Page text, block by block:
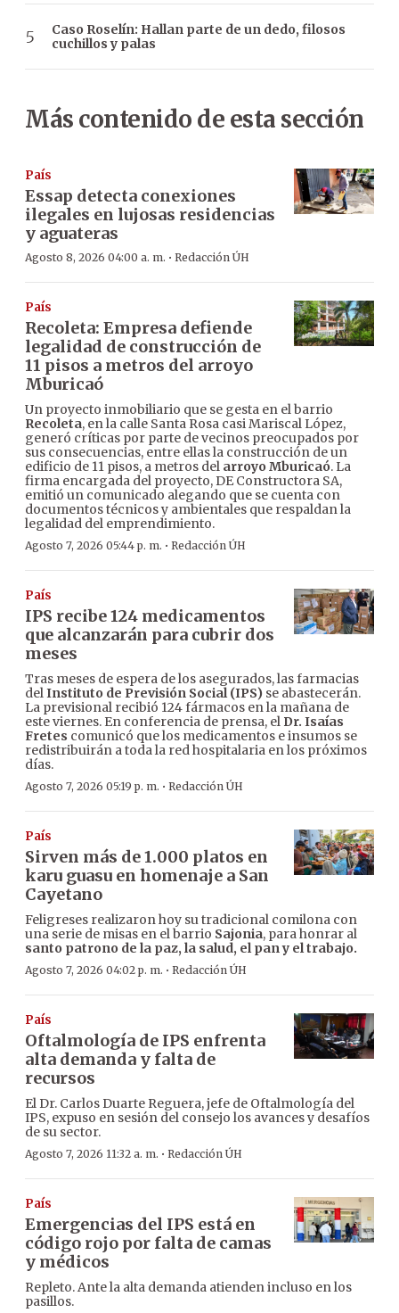
Caso Roselín: Hallan parte de un dedo, filosos
cuchillos y palas
Más contenido de esta sección
País
Essap detecta conexiones
ilegales en lujosas residencias
y aguateras
Agosto 8, 2026 04:00 a. m. · Redacción ÚH
País
Recoleta: Empresa defiende
legalidad de construcción de
11 pisos a metros del arroyo
Mburicaó
Un proyecto inmobiliario que se gesta en el barrio
Recoleta, en la calle Santa Rosa casi Mariscal López,
generó críticas por parte de vecinos preocupados por
sus consecuencias, entre ellas la construcción de un
edificio de 11 pisos, a metros del arroyo Mburicaó. La
firma encargada del proyecto, DE Constructora SA,
emitió un comunicado alegando que se cuenta con
documentos técnicos y ambientales que respaldan la
legalidad del emprendimiento.
Agosto 7, 2026 05:44 p. m. · Redacción ÚH
País
IPS recibe 124 medicamentos
que alcanzarán para cubrir dos
meses
Tras meses de espera de los asegurados, las farmacias
delInstituto de Previsión Social (IPS) se abastecerán.
La previsional recibió 124 fármacos en la mañana de
este viernes. En conferencia de prensa, el Dr. Isaías
Fretes comunicó que los medicamentos e insumos se
redistribuirán a toda la red hospitalaria en los próximos
días.
Agosto 7, 2026 05:19 p. m. · Redacción ÚH
País
Sirven más de 1.000 platos en
karu guasu en homenaje a San
Cayetano
Feligreses realizaron hoy su tradicional comilona con
una serie de misas en el barrio Sajonia, para honrar al
santo patrono de la paz, la salud, el pan y el trabajo.
Agosto 7, 2026 04:02 p. m. · Redacción ÚH
País
Oftalmología de IPS enfrenta
alta demanda y falta de
recursos
El Dr. Carlos Duarte Reguera, jefe de Oftalmología del
IPS, expuso en sesión del consejo los avances y desafíos
de su sector.
Agosto 7, 2026 11:32 a. m. · Redacción ÚH
País
Emergencias del IPS está en
código rojo por falta de camas
y médicos
Repleto. Ante la alta demanda atienden incluso en los
pasillos.